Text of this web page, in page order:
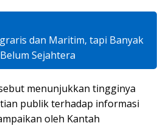
dan Maritim, tapi Banyak
Sejahtera
menunjukkan tingginya
publik terhadap informasi
oleh Kantah